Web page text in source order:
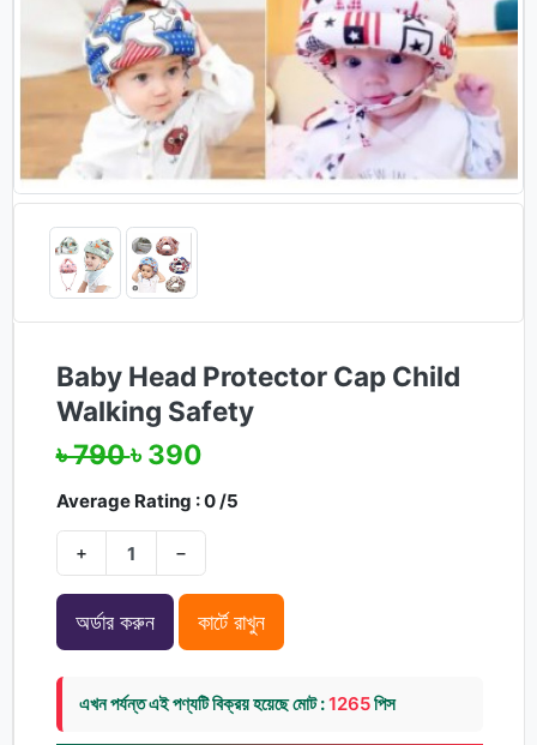
Baby Head Protector Cap Child
Walking Safety
৳ 790৳ 390
Average Rating : 0 /5
+ −
অর্ডার করুন কার্টে রাখুন
এখন পর্যন্ত এই পণ্যটি বিক্রয় হয়েছে মোট :1265পিস